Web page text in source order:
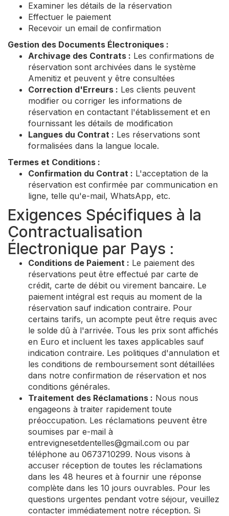
Examiner les détails de la réservation
Effectuer le paiement
Recevoir un email de confirmation
Gestion des Documents Électroniques :
Archivage des Contrats : Les confirmations de
réservation sont archivées dans le système
Amenitiz et peuvent y être consultées
Correction d'Erreurs : Les clients peuvent
modifier ou corriger les informations de
réservation en contactant l'établissement et en
fournissant les détails de modification
Langues du Contrat : Les réservations sont
formalisées dans la langue locale.
Termes et Conditions :
Confirmation du Contrat : L'acceptation de la
réservation est confirmée par communication en
ligne, telle qu'e-mail, WhatsApp, etc.
Exigences Spécifiques à la
Contractualisation
Électronique par Pays :
Conditions de Paiement : Le paiement des
réservations peut être effectué par carte de
crédit, carte de débit ou virement bancaire. Le
paiement intégral est requis au moment de la
réservation sauf indication contraire. Pour
certains tarifs, un acompte peut être requis avec
le solde dû à l'arrivée. Tous les prix sont affichés
en Euro et incluent les taxes applicables sauf
indication contraire. Les politiques d'annulation et
les conditions de remboursement sont détaillées
dans notre confirmation de réservation et nos
conditions générales.
Traitement des Réclamations : Nous nous
engageons à traiter rapidement toute
préoccupation. Les réclamations peuvent être
soumises par e-mail à
entrevignesetdentelles@gmail.com ou par
téléphone au 0673710299. Nous visons à
accuser réception de toutes les réclamations
dans les 48 heures et à fournir une réponse
complète dans les 10 jours ouvrables. Pour les
questions urgentes pendant votre séjour, veuillez
contacter immédiatement notre réception. Si